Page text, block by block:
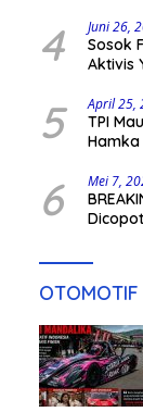
4 Juni 26,
Sosok
Aktivis
pada
5 April 25,
TPI
Hamka
6 Mei 7,
OTOMOTIF